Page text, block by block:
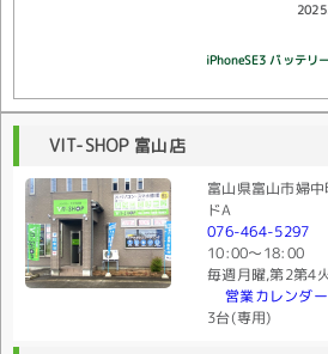
iPhoneSE3 バッテリ
VIT-SHOP 富山店
富山県富山市婦
ドA
076-464-5297
10:00〜18:00
毎週月曜,第2第4
営業カレンダー
3台(専用)